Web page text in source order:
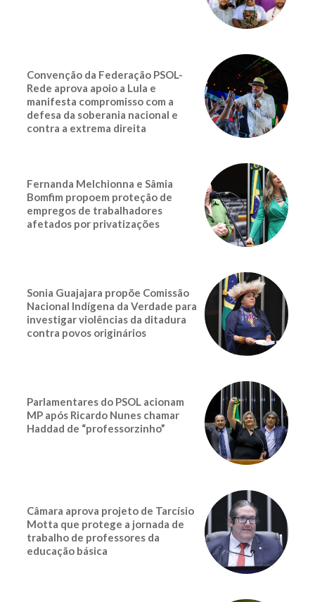
Convenção da Federação PSOL-
Rede aprova apoio a Lula e
manifesta compromisso com a
defesa da soberania nacional e
contra a extrema direita
Fernanda Melchionna e Sâmia
Bomfim propoem proteção de
empregos de trabalhadores
afetados por privatizações
Sonia Guajajara propõe Comissão
Nacional Indígena da Verdade para
investigar violências da ditadura
contra povos originários
Parlamentares do PSOL acionam
MP após Ricardo Nunes chamar
Haddad de “professorzinho”
Câmara aprova projeto de Tarcísio
Motta que protege a jornada de
trabalho de professores da
educação básica